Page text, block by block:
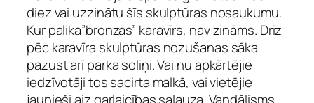
diez vai uzzinātu šīs skulptūras nosaukumu.
Kur palika”bronzas” karavīrs, nav zināms. Drīz
pēc karavīra skulptūras nozušanas sāka
pazust arī parka soliņi. Vai nu apkārtējie
iedzīvotāji tos sacirta malkā, vai vietējie
jaunieši aiz garlaicības salauza. Vandālisms